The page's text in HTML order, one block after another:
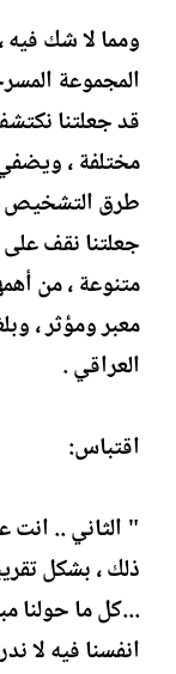
ومما لا شك
المجموعة
قد جعلتنا
مختلفة ، ويضفي
طرق التشخيص
جعلتنا نقف
متنوعة ، من
معبر ومؤثر ،
العراقي .
اقتباس:
" الثاني ..
ذلك ، بشكل
...كل ما حولنا
انفسنا فيه لا